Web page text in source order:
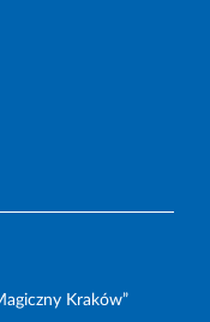
Kraków”